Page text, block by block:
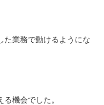
た業務で動けるようにな
機会でした。